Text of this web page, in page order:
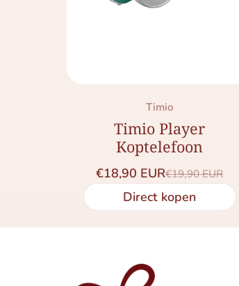
Merk:
Timio
Timio Player
Koptelefoon
Saleprijs
€18,90 EURNormale prijs
€19,90 EUR
Direct kopen